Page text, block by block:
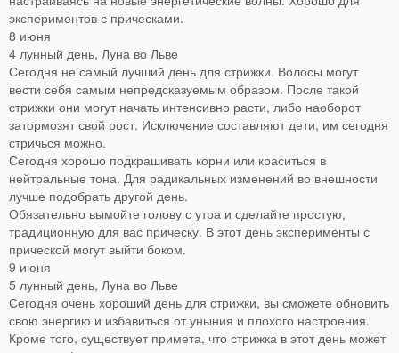
экспериментов с прическами.
8 июня
4 лунный день, Луна во Льве
Сегодня не самый лучший день для стрижки. Волосы могут
вести себя самым непредсказуемым образом. После такой
стрижки они могут начать интенсивно расти, либо наоборот
затормозят свой рост. Исключение составляют дети, им сегодня
стричься можно.
Сегодня хорошо подкрашивать корни или краситься в
нейтральные тона. Для радикальных изменений во внешности
лучше подобрать другой день.
Обязательно вымойте голову с утра и сделайте простую,
традиционную для вас прическу. В этот день эксперименты с
прической могут выйти боком.
9 июня
5 лунный день, Луна во Льве
Сегодня очень хороший день для стрижки, вы сможете обновить
свою энергию и избавиться от уныния и плохого настроения.
Кроме того, существует примета, что стрижка в этот день может